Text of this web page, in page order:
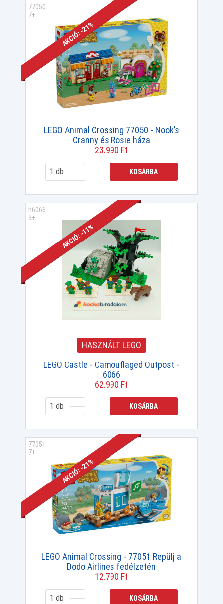
AKCIÓ: -21%
LEGO Animal Crossing 77050 - Nook’s
Cranny és Rosie háza
23.990 Ft
KOSÁRBA
77050
7+
AKCIÓ: -11%
HASZNÁLT LEGO
LEGO Castle - Camouflaged Outpost -
6066
62.990 Ft
KOSÁRBA
h6066
5+
AKCIÓ: -21%
LEGO Animal Crossing - 77051 Repülj a
Dodo Airlines fedélzetén
12.790 Ft
KOSÁRBA
77051
7+